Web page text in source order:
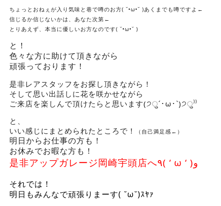
ちょっとおねぇが入り気味と巷で噂のお方( ˘•ω•˘ )あくまでも噂ですよ←
信じるか信じないかは、あなた次第←
とりあえず、本当に優しいお方なのです( ˘•ω•˘ )
と！
色々な方に助けて頂きながら
頑張っております！
是非レアスタッフをお探し頂きながら！
そして思い出話しに花を咲かせながら
ご来店を楽しんで頂けたらと思います(੭ु´･ω･`)੭ु⁾⁾
と、
いい感じにまとめられたところで！
（自己満足感←）
明日からお仕事の方も！
お休みでお暇な方も！
是非アップガレージ岡崎宇頭店へ٩( ‘ ω ‘ )و
それでは！
明日もみんなで頑張りまーす( ˘ω˘)ｽﾔｧ